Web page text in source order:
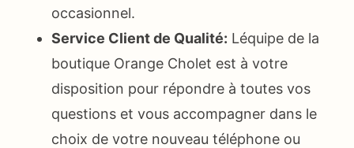
occasionnel.
Service Client de Qualité: Léquipe de la
boutique Orange Cholet est à votre
disposition pour répondre à toutes vos
questions et vous accompagner dans le
choix de votre nouveau téléphone ou